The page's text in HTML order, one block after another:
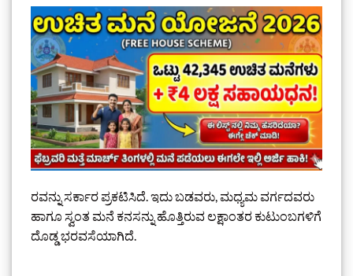
ರವನ್ನು ಸರ್ಕಾರ ಪ್ರಕಟಿಸಿದೆ. ಇದು ಬಡವರು, ಮಧ್ಯಮ ವರ್ಗದವರು
ಹಾಗೂ ಸ್ವಂತ ಮನೆ ಕನಸನ್ನು ಹೊತ್ತಿರುವ ಲಕ್ಷಾಂತರ ಕುಟುಂಬಗಳಿಗೆ
ದೊಡ್ಡ ಭರವಸೆಯಾಗಿದೆ.